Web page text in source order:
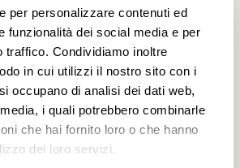
per personalizzare contenuti ed
funzionalità dei social media e per
traffico. Condividiamo inoltre
in cui utilizzi il nostro sito con i
occupano di analisi dei dati web,
i quali potrebbero combinarle
che hai fornito loro o che hanno
dei loro servizi.
Sie der Bus Nr. 1 wieder nach
bringt.
oder
ist beides möglich